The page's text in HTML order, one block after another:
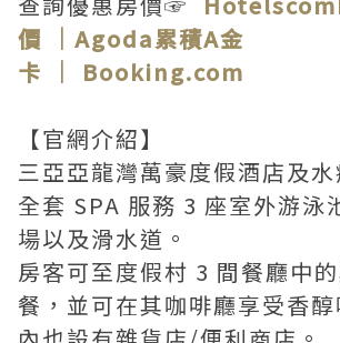
價
｜ Agoda累積A金
卡 ｜ Booking.com
【官網介紹】
三亞亞龍灣萬豪度假酒店及
全套 SPA 服務 3 座室外游泳
場以及滑水道。
房客可至度假村 3 間餐廳中
餐，並可在其咖啡廳享受香